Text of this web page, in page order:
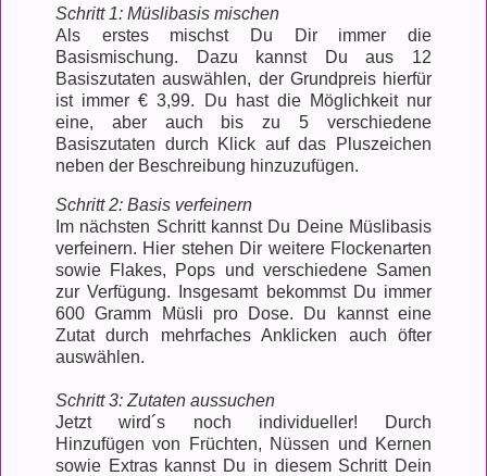
Schritt 1: Müslibasis mischen
Als erstes mischst Du Dir immer die
Basismischung. Dazu kannst Du aus 12
Basiszutaten auswählen, der Grundpreis hierfür
ist immer € 3,99. Du hast die Möglichkeit nur
eine, aber auch bis zu 5 verschiedene
Basiszutaten durch Klick auf das Pluszeichen
neben der Beschreibung hinzuzufügen.
Schritt 2: Basis verfeinern
Im nächsten Schritt kannst Du Deine Müslibasis
verfeinern. Hier stehen Dir weitere Flockenarten
sowie Flakes, Pops und verschiedene Samen
zur Verfügung. Insgesamt bekommst Du immer
600 Gramm Müsli pro Dose. Du kannst eine
Zutat durch mehrfaches Anklicken auch öfter
auswählen.
Schritt 3: Zutaten aussuchen
Jetzt wird´s noch individueller! Durch
Hinzufügen von Früchten, Nüssen und Kernen
sowie Extras kannst Du in diesem Schritt Dein